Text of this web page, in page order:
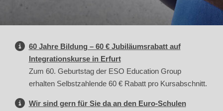
60 Jahre Bildung – 60 € Jubiläumsrabatt auf
Integrationskurse in Erfurt
Zum 60. Geburtstag der ESO Education Group
erhalten Selbstzahlende 60 € Rabatt pro Kursabschnitt.
Wir sind gern für Sie da an den Euro-Schulen